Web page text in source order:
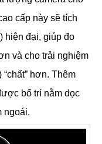
cấp này sẽ tích
hiện đại, giúp đo
và cho trải nghiệm
hơn. Thêm
bố trí nằm dọc
ngoái.